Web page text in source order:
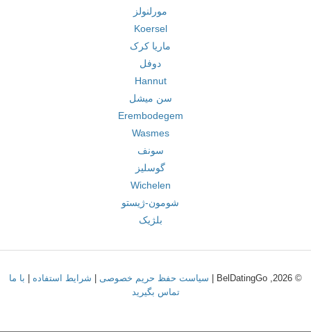
مورلنولز
Koersel
ماریا کرک
دوفل
Hannut
سن میشل
Erembodegem
Wasmes
سونف
گوسلیز
Wichelen
شومون-ژیستو
بلژیک
© 2026, BelDatingGo | سیاست حفظ حریم خصوصی شرایط استفاده
با ما
تماس بگیرید